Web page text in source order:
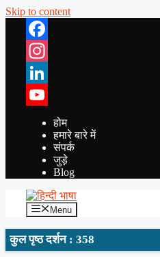
Skip to content
Facebook
Instagram
LinkedIn
YouTube
होम
हमारे बारे में
संपर्क
जुड़े
Blog
Menu
कुल पृष्ठ दर्शन : 358